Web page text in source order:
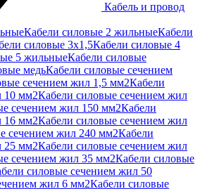
Кабель и провод
Кабели силовые 2 жильныеКабели
силовые 3х1,5Кабели силовые 4
5 жильныеКабели силовые
медьКабели силовые сечением
сечением жил 1,5 мм2Кабели
10 мм2Кабели силовые сечением жил
сечением жил 150 мм2Кабели
16 мм2Кабели силовые сечением жил
сечением жил 240 мм2Кабели
25 мм2Кабели силовые сечением жил
сечением жил 35 мм2Кабели силовые
силовые сечением жил 50
жил 6 мм2Кабели силовые